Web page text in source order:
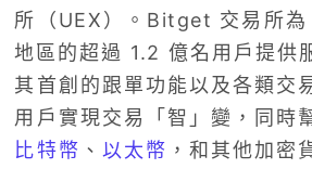
所（UEX）。Bitget 交易所
地區的超過 1.2 億名用戶提供
其首創的跟單功能以及各類交
用戶實現交易「智」變，同時
比特幣 、 以太幣 ，和其他加密